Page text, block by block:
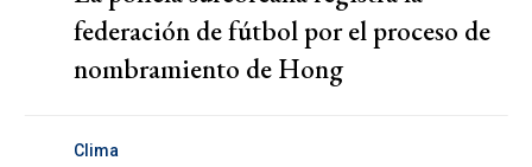
federación de fútbol por el proceso de
nombramiento de Hong
Clima